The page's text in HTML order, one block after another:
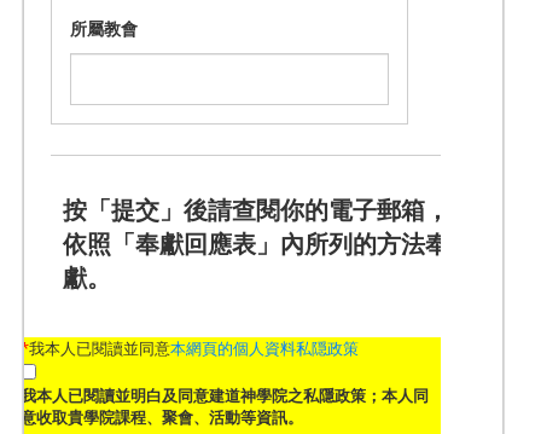
所屬教會
按「提交」後請查閱你的電子郵箱，
依照「奉獻回應表」內所列的方法奉
獻。
*我本人已閱讀並同意本網頁的個人資料私隠政策
我本人已閱讀並明白及同意建道神學院之私隱政策；本人同
意收取貴學院課程、聚會、活動等資訊。